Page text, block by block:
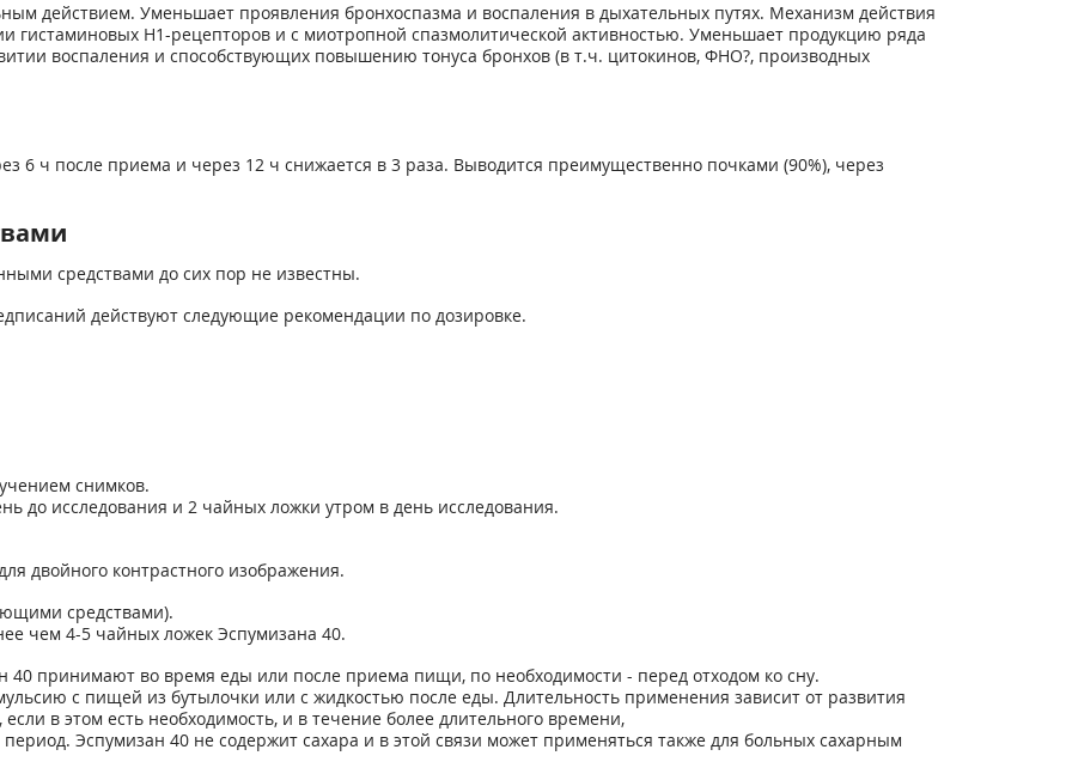
действием. Уменьшает проявления бронхоспазма и воспаления в дыхательных путях. Механизм действия
гистаминовых H1-рецепторов и с миотропной спазмолитической активностью. Уменьшает продукцию ряда
воспаления и способствующих повышению тонуса бронхов (в т.ч. цитокинов, ФНО?, производных
6 ч после приема и через 12 ч снижается в 3 раза. Выводится преимущественно почками (90%), через
средствами до сих пор не известны.
действуют следующие рекомендации по дозировке.
снимков.
до исследования и 2 чайных ложки утром в день исследования.
двойного контрастного изображения.
средствами).
чем 4-5 чайных ложек Эспумизана 40.
40 принимают во время еды или после приема пищи, по необходимости - перед отходом ко сну.
с пищей из бутылочки или с жидкостью после еды. Длительность применения зависит от развития
в этом есть необходимость, и в течение более длительного времени,
Эспумизан 40 не содержит сахара и в этой связи может применяться также для больных сахарным